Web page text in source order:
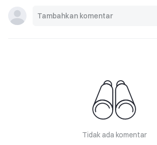
Tidak ada komentar